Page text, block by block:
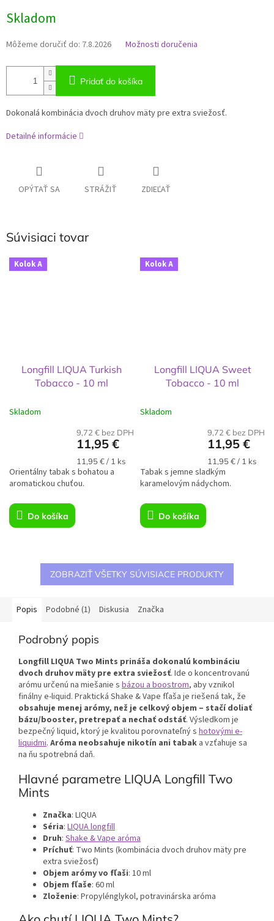
Skladom
Môžeme doručiť do: 7.8.2026 Možnosti doručenia
Pridať do košíka
Dokonalá kombinácia dvoch druhov mäty pre extra sviežosť.
Detailné informácie
OPÝTAŤ SA STRÁŽIŤ ZDIEĽAŤ
Súvisiaci tovar
Kolok A
Longfill LIQUA Turkish
Tobacco - 10 ml
Skladom
9,72 € bez DPH
11,95 €
Jednotková
cena:
11,95 € / 1 ks
Do košíka
Orientálny tabak s bohatou a
aromatickou chuťou.
Kolok A
Longfill LIQUA Sweet
Tobacco - 10 ml
Skladom
9,72 € bez DPH
11,95 €
Jednotková
cena:
11,95 € / 1 ks
Do košíka
Tabak s jemne sladkým
karamelovým nádychom.
ZOBRAZIŤ VŠETKY SÚVISIACE PRODUKTY
Popis Podobné (1) Diskusia Značka
Podrobný popis
Longfill LIQUA Two Mints prináša dokonalú kombináciu
dvoch druhov mäty pre extra sviežosť. Ide o koncentrovanú
arómu určenú na miešanie s bázou a boostrom, aby vznikol
finálny e-liquid. Praktická Shake & Vape fľaša je riešená tak, že
obsahuje menej arómy, než je celkový objem – stačí doliať
bázu/booster, pretrepať a nechať odstáť. Výsledkom je
bezpečný liquid, ktorý je kvalitou porovnateľný s hotovými e-
liquidmi. Aróma neobsahuje nikotín ani tabak a vzťahuje sa
na ňu spotrebná daň.
Hlavné parametre LIQUA Longfill Two
Mints
Značka: LIQUA
Séria: LIQUA longfill
Druh: Shake & Vape aróma
Príchuť: Two Mints (kombinácia dvoch druhov mäty pre
extra sviežosť)
Objem arómy vo fľaši: 10 ml
Objem fľaše: 60 ml
Zloženie: Propylénglykol, potravinárska aróma